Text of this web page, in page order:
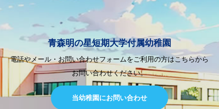
青森明の星短期大学付属幼稚園
電話やメール・お問い合わせフォームをご利用の方はこちらから
お問い合わせください。
当幼稚園にお問い合わせ